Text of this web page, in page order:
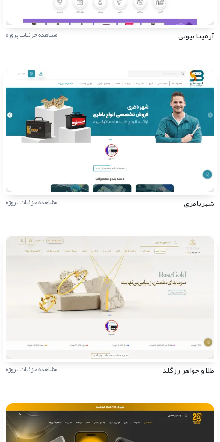
آرمیتا بیوتی مشاهده جزئیات پروژه
شهرباطری مشاهده جزئیات پروژه
طلا و جواهر رزگلد مشاهده جزئیات پروژه